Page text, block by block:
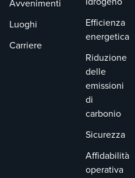
Avvenimenti
Luoghi
Carriere
Efficienza
energetica
Riduzione
delle
emissioni
di
carbonio
Sicurezza
Affidabilità
operativa